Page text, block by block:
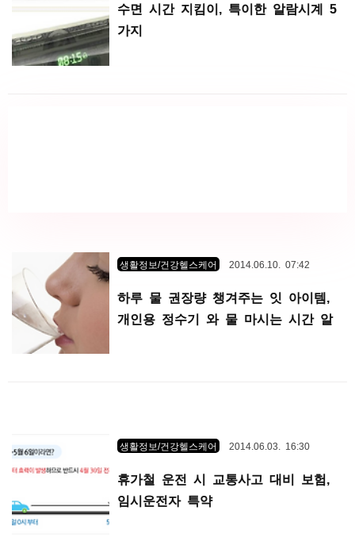
수면 시간 지킴이, 특이한 알람시계 5
가지
생활정보/건강헬스케어 2014.06.10. 07:42
하루 물 권장량 챙겨주는 잇 아이템,
개인용 정수기 와 물 마시는 시간 알
생활정보/건강헬스케어 2014.06.03. 16:30
휴가철 운전 시 교통사고 대비 보험,
임시운전자 특약